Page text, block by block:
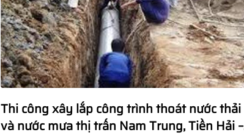
Thi công xây lắp công trình thoát nước thải
và nước mưa thị trấn Nam Trung, Tiền Hải –